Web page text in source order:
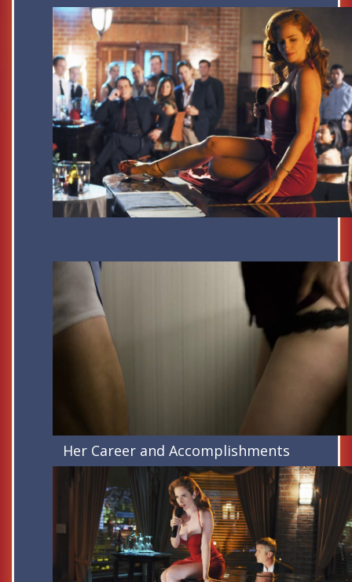
Her Career and Accomplishments